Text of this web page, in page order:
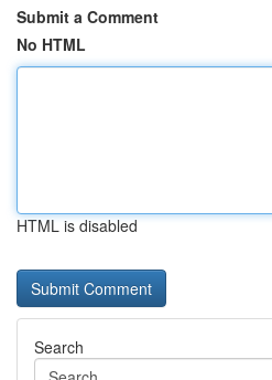
Submit a Comment
No HTML
HTML is disabled
Search